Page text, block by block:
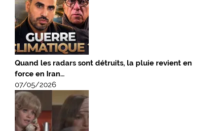
Quand les radars sont détruits, la pluie revient en
force en Iran…
07/05/2026